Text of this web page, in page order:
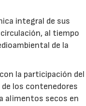
integral de sus
al tiempo
de la
la participación del
los contenedores
alimentos secos en